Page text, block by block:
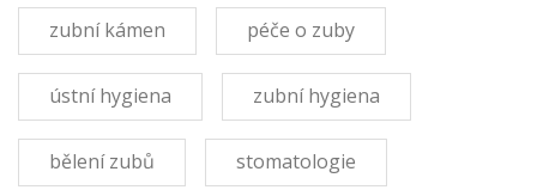
zubní kámen péče o zuby
ústní hygiena zubní hygiena
bělení zubů stomatologie